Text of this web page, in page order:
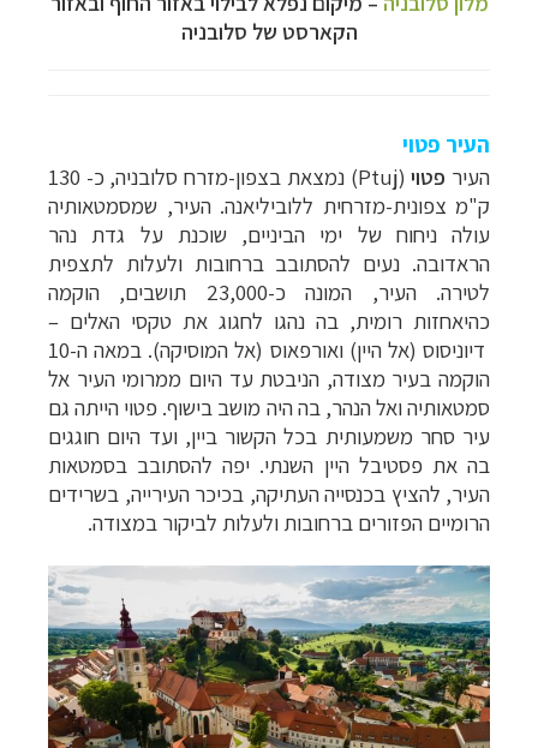
הקארסט של סלובניה
העיר פטוי
העיר פטוי(
Ptuj
) נמצאת בצפון-מזרח סלובניה, כ- 130
ק"מ צפונית-מזרחית ללוביליאנה. העיר, שמסמטאותיה
עולה ניחוח של ימי הביניים, שוכנת על גדת נהר
הראדובה. נעים להסתובב ברחובות ולעלות לתצפית
לטירה. העיר, המונה כ-23,000 תושבים, הוקמה
כהיאחזות רומית, בה נהגו לחגוג את טקסי האלים –
דיוניסוס (אל היין) ואורפאוס (אל המוסיקה). במאה ה-10
הוקמה בעיר מצודה, הניבטת עד היום ממרומי העיר אל
סמטאותיה ואל הנהר, בה היה מושב בישוף. פטוי הייתה גם
עיר סחר משמעותית בכל הקשור ביין, ועד היום חוגגים
בה את פסטיבל היין השנתי. יפה להסתובב בסמטאות
העיר, להציץ בכנסייה העתיקה, בכיכר העירייה, בשרידים
הרומיים הפזורים ברחובות ולעלות לביקור במצודה.